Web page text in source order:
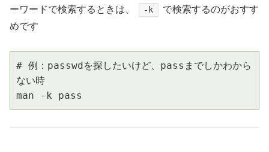
ーワードで検索するときは、
-k
で検索するのがおすす
めです
# 例：passwdを探したいけど、passまでしかわから
ない時
man -k pass